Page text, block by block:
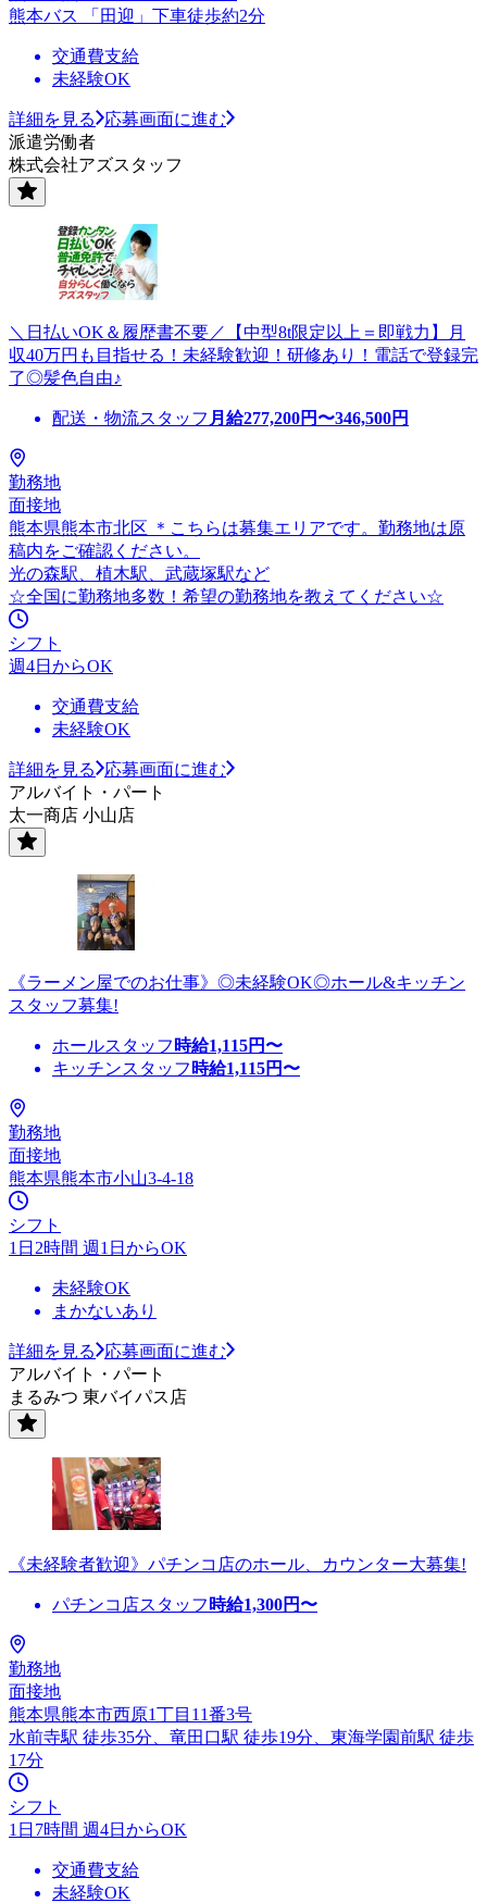
熊本バス 「田迎」下車徒歩約2分
交通費支給
未経験OK
詳細を見る
応募画面に進む
派遣労働者
株式会社アズスタッフ
＼日払いOK＆履歴書不要／【中型8t限定以上＝即戦力】月
収40万円も目指せる！未経験歓迎！研修あり！電話で登録完
了◎髪色自由♪
配送・物流スタッフ 月給277,200円〜346,500円
勤務地
面接地
熊本県熊本市北区 ＊こちらは募集エリアです。勤務地は原
稿内をご確認ください。
光の森駅、植木駅、武蔵塚駅など
☆全国に勤務地多数！希望の勤務地を教えてください☆
シフト
週4日からOK
交通費支給
未経験OK
詳細を見る
応募画面に進む
アルバイト・パート
太一商店 小山店
《ラーメン屋でのお仕事》◎未経験OK◎ホール&キッチン
スタッフ募集!
ホールスタッフ 時給1,115円〜
キッチンスタッフ 時給1,115円〜
勤務地
面接地
熊本県熊本市小山3-4-18
シフト
1日2時間 週1日からOK
未経験OK
まかないあり
詳細を見る
応募画面に進む
アルバイト・パート
まるみつ 東バイパス店
《未経験者歓迎》パチンコ店のホール、カウンター大募集!
パチンコ店スタッフ 時給1,300円〜
勤務地
面接地
熊本県熊本市西原1丁目11番3号
水前寺駅 徒歩35分、竜田口駅 徒歩19分、東海学園前駅 徒歩
17分
シフト
1日7時間 週4日からOK
交通費支給
未経験OK